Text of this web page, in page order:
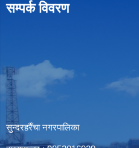
सम्पर्क विवरण
सुन्दरहरैँचा नगरपालिका